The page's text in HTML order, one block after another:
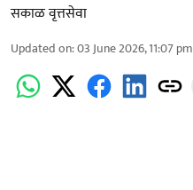
सकाळ वृत्तसेवा
Updated on:03 June 2026, 11:07 pm